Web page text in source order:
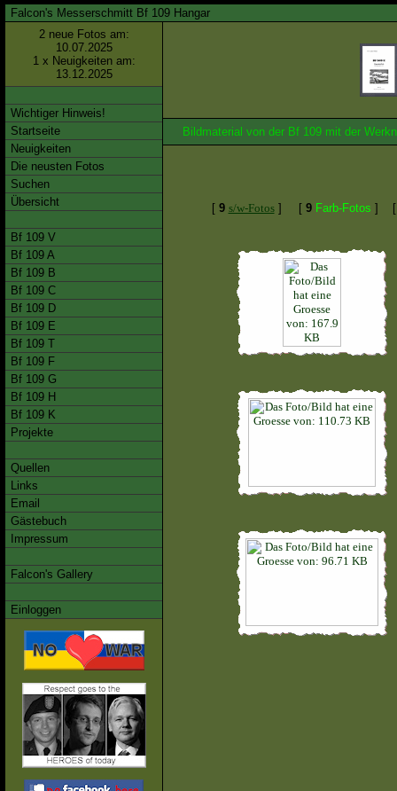
Falcon's Messerschmitt Bf 109 Hangar
2 neue Fotos am:
10.07.2025
1 x Neuigkeiten am:
13.12.2025
Wichtiger Hinweis!
Startseite
Neuigkeiten
Die neusten Fotos
Suchen
Übersicht
Bf 109 V
Bf 109 A
Bf 109 B
Bf 109 C
Bf 109 D
Bf 109 E
Bf 109 T
Bf 109 F
Bf 109 G
Bf 109 H
Bf 109 K
Projekte
Quellen
Links
Email
Gästebuch
Impressum
Falcon's Gallery
Einloggen
Bildmaterial von der Bf 109 mit der
[ 9 s/w-Fotos] [ 9 Farb-Fotos ]